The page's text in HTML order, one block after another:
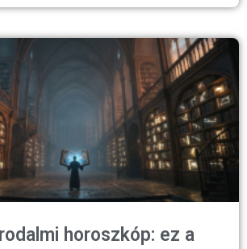
horoszkóp: ez a